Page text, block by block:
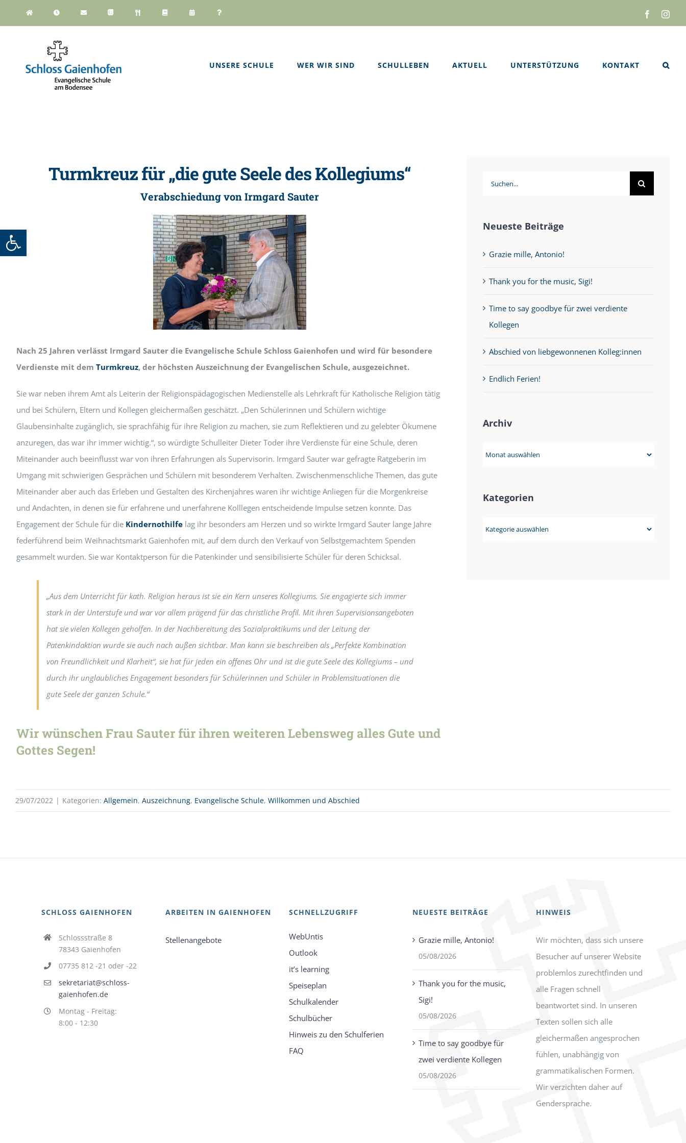
Werkzeugleiste öffnen
Inhalt
Facebook
UNSERE SCHULE WER WIR SIND SCHULLEBEN AKTUELL UNTERSTÜTZUNG KONTAKT
Turmkreuz für „die gute Seele des Kollegiums“
Verabschiedung von Irmgard Sauter
Nach 25 Jahren verlässt Irmgard Sauter die Evangelische Schule Schloss Gaienhofen und wird für besondere
Verdienste mit dem Turmkreuz, der höchsten Auszeichnung der Evangelischen Schule, ausgezeichnet.
Sie war neben ihrem Amt als Leiterin der Religionspädagogischen Medienstelle als Lehrkraft für Katholische Religion tätig
und bei Schülern, Eltern und Kollegen gleichermaßen geschätzt. „Den Schülerinnen und Schülern wichtige
Glaubensinhalte zugänglich, sie sprachfähig für ihre Religion zu machen, sie zum Reflektieren und zu gelebter Ökumene
anzuregen, das war ihr immer wichtig.“, so würdigte Schulleiter Dieter Toder ihre Verdienste für eine Schule, deren
Miteinander auch beeinflusst war von ihren Erfahrungen als Supervisorin. Irmgard Sauter war gefragte Ratgeberin im
Umgang mit schwierigen Gesprächen und Schülern mit besonderem Verhalten. Zwischenmenschliche Themen, das gute
Miteinander aber auch das Erleben und Gestalten des Kirchenjahres waren ihr wichtige Anliegen für die Morgenkreise
und Andachten, in denen sie für erfahrene und unerfahrene Kolllegen entscheidende Impulse setzen konnte. Das
Engagement der Schule für die Kindernothilfelag ihr besonders am Herzen und so wirkte Irmgard Sauter lange Jahre
federführend beim Weihnachtsmarkt Gaienhofen mit, auf dem durch den Verkauf von Selbstgemachtem Spenden
gesammelt wurden. Sie war Kontaktperson für die Patenkinder und sensibilisierte Schüler für deren Schicksal.
„Aus dem Unterricht für kath. Religion heraus ist sie ein Kern unseres Kollegiums. Sie engagierte sich immer
stark in der Unterstufe und war vor allem prägend für das christliche Profil. Mit ihren Supervisionsangeboten
hat sie vielen Kollegen geholfen. In der Nachbereitung des Sozialpraktikums und der Leitung der
Patenkindaktion wurde sie auch nach außen sichtbar. Man kann sie beschreiben als „Perfekte Kombination
von Freundlichkeit und Klarheit“, sie hat für jeden ein offenes Ohr und ist die gute Seele des Kollegiums – und
durch ihr unglaubliches Engagement besonders für Schülerinnen und Schüler in Problemsituationen die
gute Seele der ganzen Schule.“
Wir wünschen Frau Sauter für ihren weiteren Lebensweg alles Gute und
Gottes Segen!
Suche
Neueste Beiträge
Grazie mille, Antonio!
Thank you for the music, Sigi!
Time to say goodbye für zwei verdiente
Kollegen
Abschied von liebgewonnenen Kolleg:innen
Endlich Ferien!
Archiv
Archiv
Kategorien
Kategorien
29/07/2022 | Kategorien: Allgemein, Auszeichnung, Evangelische Schule, Willkommen und Abschied
SCHLOSS GAIENHOFEN
Schlossstraße 8
78343 Gaienhofen
07735 812 -21 oder -22
sekretariat@schloss-
gaienhofen.de
Montag - Freitag:
8:00 - 12:30
ARBEITEN IN GAIENHOFEN
Stellenangebote
SCHNELLZUGRIFF
WebUntis
Outlook
it’s learning
Speiseplan
Schulkalender
Schulbücher
Hinweis zu den Schulferien
FAQ
NEUESTE BEITRÄGE
Grazie mille, Antonio!
05/08/2026
Thank you for the music,
Sigi!
05/08/2026
Time to say goodbye für
zwei verdiente Kollegen
05/08/2026
HINWEIS
Wir möchten, dass sich unsere
Besucher auf unserer Website
problemlos zurechtfinden und
alle Fragen schnell
beantwortet sind. In unseren
Texten sollen sich alle
gleichermaßen angesprochen
fühlen, unabhängig von
grammatikalischen Formen.
Wir verzichten daher auf
Gendersprache.